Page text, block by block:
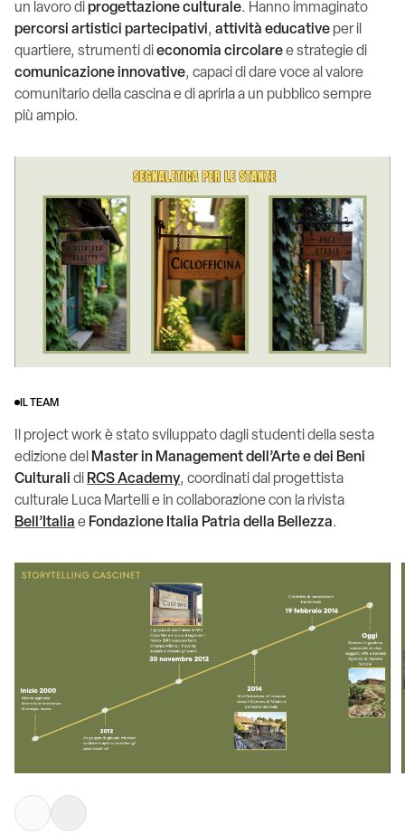
un lavoro diprogettazione culturale. Hanno immaginato
percorsi artistici partecipativi, attività educative per il
quartiere, strumenti dieconomia circolaree strategie di
comunicazione innovative, capaci di dare voce al valore
comunitario della cascina e di aprirla a un pubblico sempre
più ampio.
IL TEAM
Il project work è stato sviluppato dagli studenti della sesta
edizione del Master in Management dell’Arte e dei Beni
Culturali di RCS Academy, coordinati dal progettista
culturale Luca Martelli e in collaborazione con la rivista
Bell’Italia e Fondazione Italia Patria della Bellezza.